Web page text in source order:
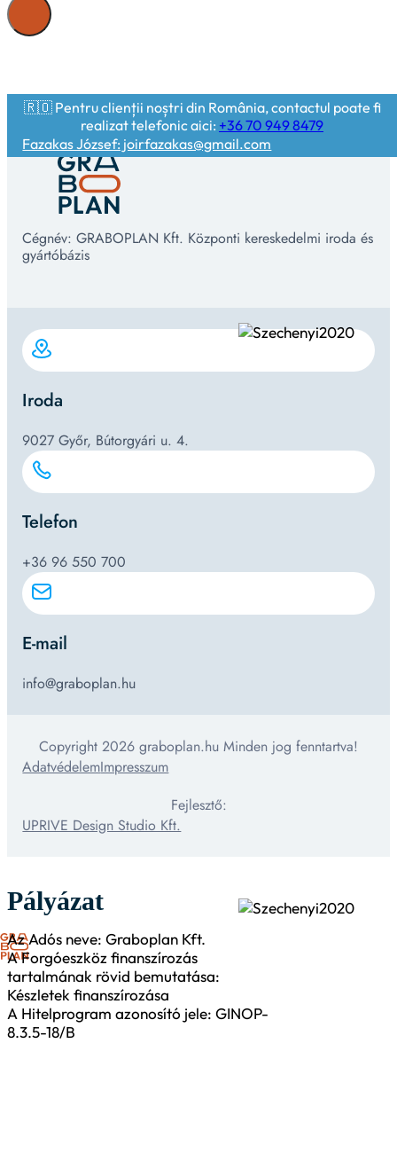
🇷🇴 Pentru clienții noștri din România, contactul poate fi
realizat telefonic aici: +36 70 949 8479
Fazakas József: joirfazakas@gmail.com
Cégnév: GRABOPLAN Kft. Központi kereskedelmi iroda és
gyártóbázis
Iroda
9027 Győr, Bútorgyári u. 4.
Telefon
+36 96 550 700
E-mail
info@graboplan.hu
Copyright 2026 graboplan.hu Minden jog fenntartva!
AdatvédelemImpresszum
Fejlesztő:
UPRIVE Design Studio Kft.
Pályázat
Az Adós neve: Graboplan Kft.
A Forgóeszköz finanszírozás
tartalmának rövid bemutatása:
Készletek finanszírozása
A Hitelprogram azonosító jele: GINOP-
8.3.5-18/B